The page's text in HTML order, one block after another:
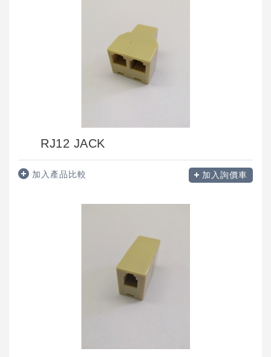
RJ12 JACK
加入產品比較 加入詢價車